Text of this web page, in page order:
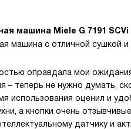
машина Miele G 7191 SCVi
машина с отличной сушкой
оправдала мои
– теперь не нужно думать,
использования оценил и
а кнопки очень
датчику и